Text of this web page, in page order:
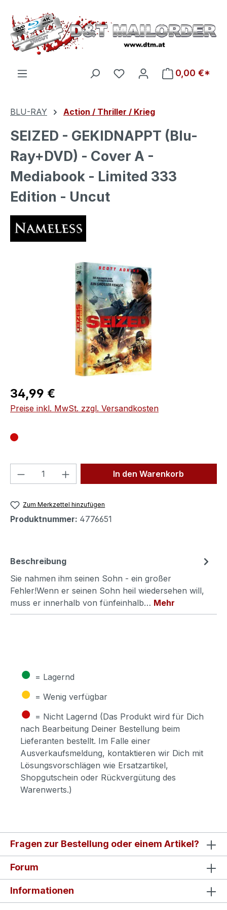
Zum Hauptinhalt springen
Du hast 0 Produkte auf
0,00 €*
BLU-RAY Action / Thriller / Krieg
SEIZED - GEKIDNAPPT (Blu-
Ray+DVD) - Cover A -
Mediabook - Limited 333
Edition - Uncut
Bildergalerie überspringen
Regulärer Preis:
34,99 €
Preise inkl. MwSt. zzgl. Versandkosten
Produkt Anzahl: Gib denIn den Warenkorb
Zum Merkzettel hinzufügen
Produktnummer: 4776651
Beschreibung
Sie nahmen ihm seinen Sohn - ein großer
Fehler!Wenn er seinen Sohn heil wiedersehen will,
muss er innerhalb von fünfeinhalb… Mehr
● = Lagernd
● = Wenig verfügbar
● = Nicht Lagernd (Das Produkt wird für Dich
nach Bearbeitung Deiner Bestellung beim
Lieferanten bestellt. Im Falle einer
Ausverkaufsmeldung, kontaktieren wir Dich mit
Lösungsvorschlägen wie Ersatzartikel,
Shopgutschein oder Rückvergütung des
Warenwerts.)
Fragen zur Bestellung oder einem Artikel?
Forum
Informationen